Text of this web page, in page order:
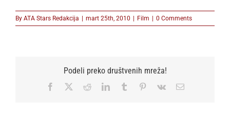
By ATA Stars Redakcija | mart 25th, 2010 | Film | 0 Comments
Podeli preko društvenih mreža!
Facebook RedditLinkedInTumblr Pinterest
Vk Email